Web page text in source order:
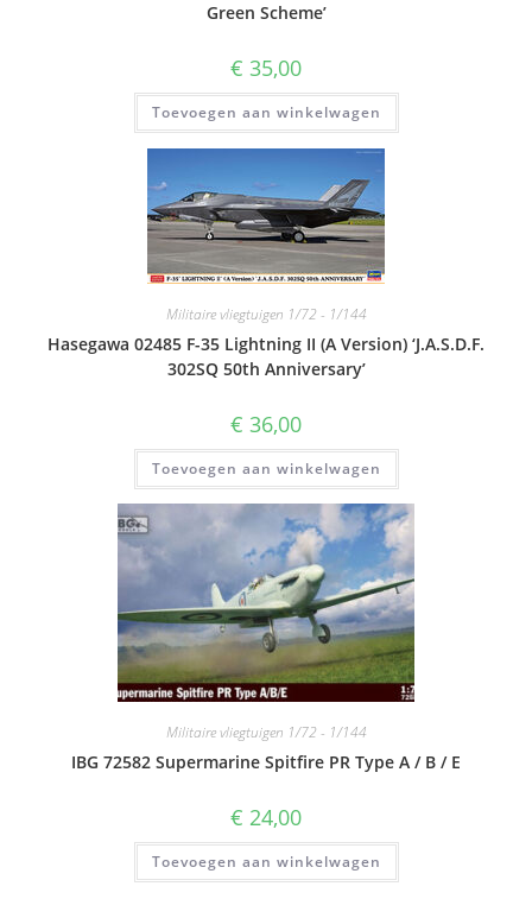
Green Scheme’
€ 35,00
Toevoegen aan winkelwagen
Militaire vliegtuigen 1/72 - 1/144
Hasegawa 02485 F-35 Lightning II (A Version) ‘J.A.S.D.F.
302SQ 50th Anniversary’
€ 36,00
Toevoegen aan winkelwagen
Militaire vliegtuigen 1/72 - 1/144
IBG 72582 Supermarine Spitfire PR Type A / B / E
€ 24,00
Toevoegen aan winkelwagen